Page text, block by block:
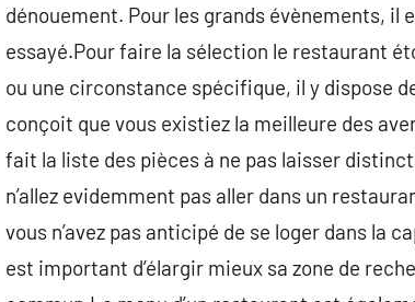
dénouement. Pour les grands évènements, il
essayé.Pour faire la sélection le restaurant
ou une circonstance spécifique, il y dispose
conçoit que vous existiez la meilleure des
fait la liste des pièces à ne pas laisser
n’allez evidemment pas aller dans un
vous n’avez pas anticipé de se loger dans la
est important d’élargir mieux sa zone de